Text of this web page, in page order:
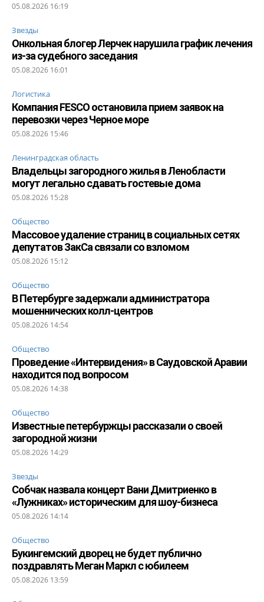
05.08.2026 16:19
Звезды
Онкольная блогер Лерчек нарушила график лечения
из-за судебного заседания
05.08.2026 16:01
Логистика
Компания FESCO остановила прием заявок на
перевозки через Черное море
05.08.2026 15:46
Ленинградская область
Владельцы загородного жилья в Ленобласти
могут легально сдавать гостевые дома
05.08.2026 15:28
Общество
Массовое удаление страниц в социальных сетях
депутатов ЗакСа связали со взломом
05.08.2026 15:12
Общество
В Петербурге задержали администратора
мошеннических колл-центров
05.08.2026 14:54
Общество
Проведение «Интервидения» в Саудовской Аравии
находится под вопросом
05.08.2026 14:38
Общество
Известные петербуржцы рассказали о своей
загородной жизни
05.08.2026 14:29
Звезды
Собчак назвала концерт Вани Дмитриенко в
«Лужниках» историческим для шоу-бизнеса
05.08.2026 14:14
Общество
Букингемский дворец не будет публично
поздравлять Меган Маркл с юбилеем
05.08.2026 13:59